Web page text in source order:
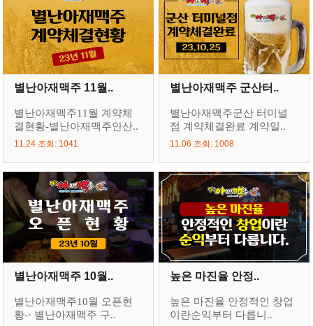
별난아재맥주 11월..
별난아재맥주11월 계약체
결현황-별난아재맥주안산..
11.24 조회: 1041
별난아재맥주 군산터..
별난아재맥주군산 터미널
점 계약체결완료 계약일..
11.06 조회: 1008
별난아재맥주 10월..
별난아재맥주10월 오픈현
황-· 별난아재맥주 구..
높은 마진율 안정..
높은 마진율 안정적인 창업
이란순익부터 다릅니..